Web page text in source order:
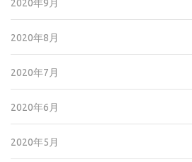
2020年9月
2020年8月
2020年7月
2020年6月
2020年5月